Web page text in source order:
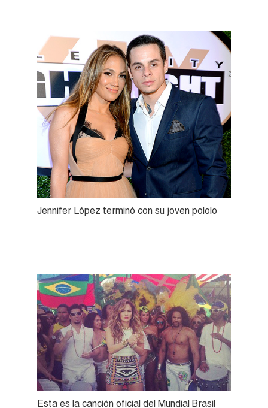
Jennifer López terminó con su joven pololo
Esta es la canción oficial del Mundial Brasil